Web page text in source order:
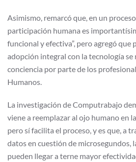
Asimismo, remarcó que, en un
participación humana es
funcional y efectiva”, pero agregó que
adopción integral con la tecnología
conciencia por parte de los
Humanos.
La investigación de Computrabajo
viene a reemplazar al ojo humano en
pero sí facilita el proceso, y es que, a
datos en cuestión de microsegundos,
pueden llegar a terne mayor